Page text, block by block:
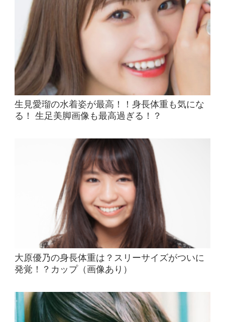
生見愛瑠の水着姿が最高！！身長体重も気にな
る！ 生足美脚画像も最高過ぎる！？
大原優乃の身長体重は？スリーサイズがついに
発覚！？カップ（画像あり）